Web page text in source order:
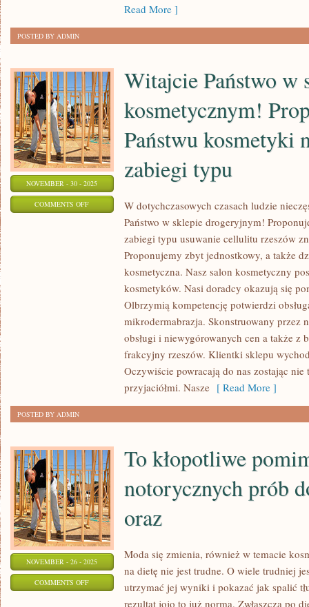
MAŁA
Read More ]
POSTED BY ADMIN
NOVEMBER - 30 - 2025
COMMENTS OFFON
KOSMETYCZNYM!
PROPONUJEMY
KOSMETYKI
NATURALNE
Witajcie Państwo w
kosmetycznym!
Państwu kosmetyki
zabiegi typu
W dotychczasowych czasach ludzie
Państwo w sklepie drogeryjnym!
zabiegi typu usuwanie cellulitu rzeszów
Proponujemy zbyt jednostkowy, a także
kosmetyczna. Nasz salon kosmetyczny
kosmetyków. Nasi doradcy okazują się
Olbrzymią kompetencję potwierdzi
mikrodermabrazja. Skonstruowany przez
obsługi i niewygórowanych cen a także z
frakcyjny rzeszów. Klientki sklepu
Oczywiście powracają do nas zostając
przyjaciółmi. Nasze [ Read More ]
POSTED BY ADMIN
NOVEMBER - 26 - 2025
COMMENTS OFFON
To kłopotliwe
notorycznych prób
oraz
Moda się zmienia, również w temacie
na dietę nie jest trudne. O wiele trudniej
utrzymać jej wyniki i pokazać jak spalić
rezultat jojo to już norma. Zwłaszcza po